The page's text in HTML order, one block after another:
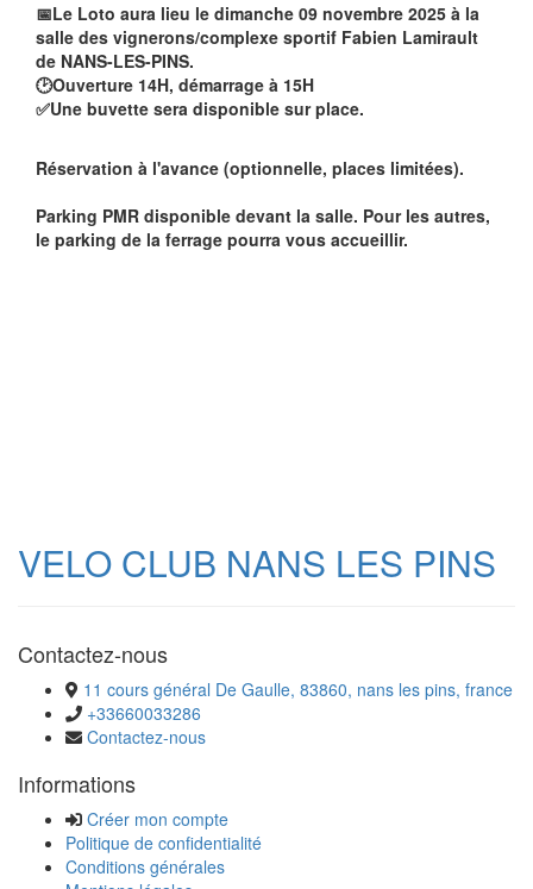
📅Le Loto aura lieu le dimanche 09 novembre 2025 à la
salle des vignerons/complexe sportif Fabien Lamirault
de NANS-LES-PINS.
🕑Ouverture 14H, démarrage à 15H
✅Une buvette sera disponible sur place.
Réservation à l'avance (optionnelle, places limitées).
Parking PMR disponible devant la salle. Pour les autres,
le parking de la ferrage pourra vous accueillir.
VELO CLUB NANS LES PINS
Contactez-nous
11 cours général De Gaulle, 83860, nans les pins, france
+33660033286
Contactez-nous
Informations
Créer mon compte
Politique de confidentialité
Conditions générales